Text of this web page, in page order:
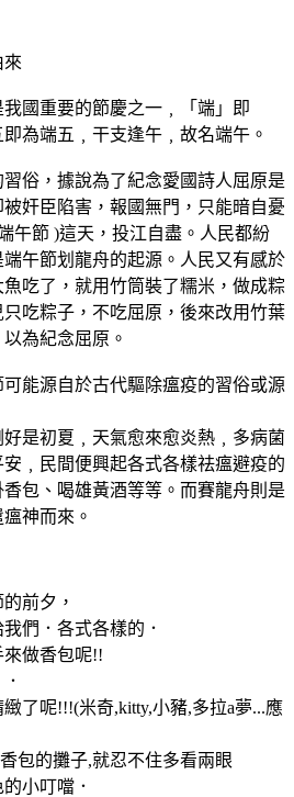
來
國重要的節慶之一﹐「端」即
即為端五﹐干支逢午﹐故名端午。
俗，據說為了紀念愛國詩人屈原是
奸臣陷害，報國無門，只能暗自憂
午節 )這天，投江自盡。人民都紛
午節划龍舟的起源。人民又有感於
吃了，就用竹筒裝了糯米，做成粽
吃粽子，不吃屈原，後來改用竹葉
為紀念屈原。
能源自於古代驅除瘟疫的習俗或源
是初夏﹐天氣愈來愈炎熱﹐多病菌
﹐民間便興起各式各樣祛瘟避疫的
包、喝雄黃酒等等。而賽龍舟則是
神而來。
前夕，
們．各式各樣的．
做香包呢!!
了呢!!!(米奇,kitty,小豬,多拉a夢...應
包的攤子,就忍不住多看兩眼
小叮噹．